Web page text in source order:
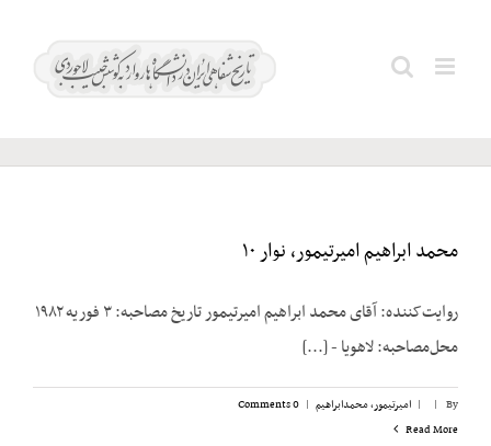
محمدابراهیم
محمد ابراهیم امیرتیمور، نوار ۱۰
روایت‌کننده: آقای محمد ابراهیم امیرتیمور تاریخ مصاحبه: ۳ فوریه ۱۹۸۲
محل‌مصاحبه: لاهویا - [...]
By
|
| امیرتیمور، محمدابراهیم |
0 Comments
Read More